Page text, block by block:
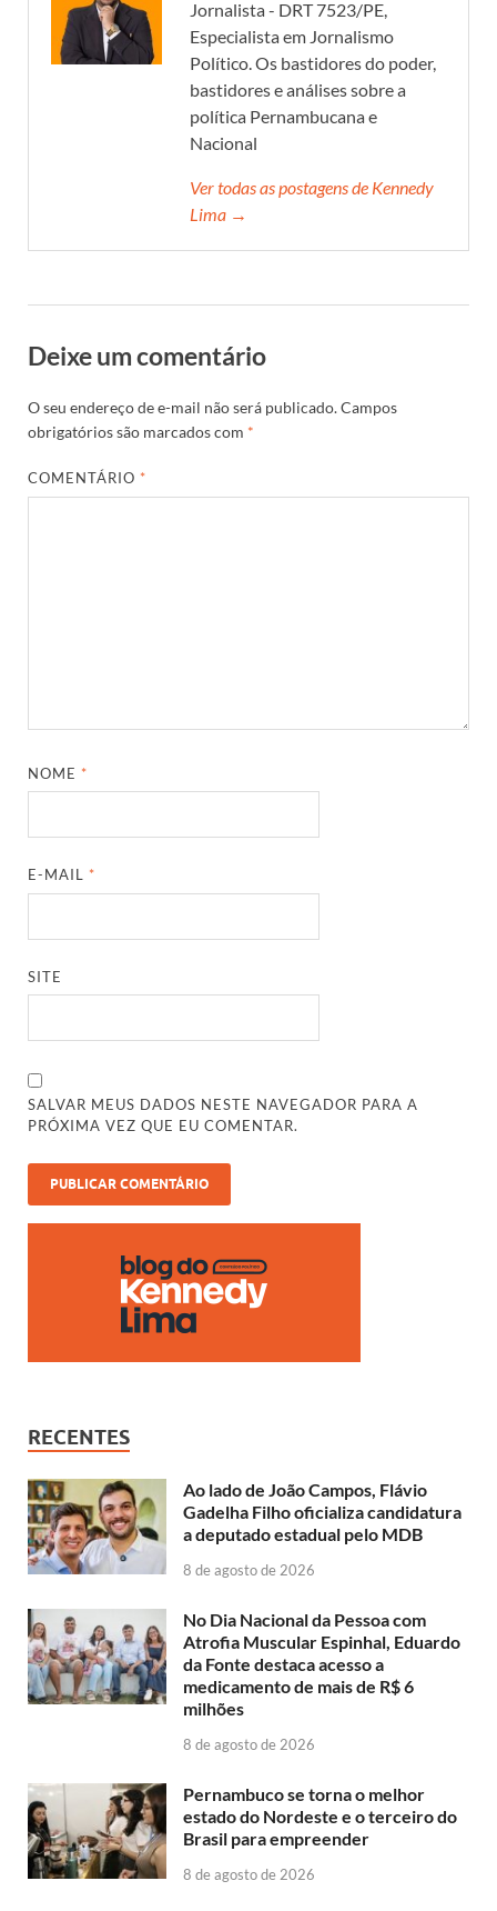
Jornalista - DRT 7523/PE,
Especialista em Jornalismo
Político. Os bastidores do poder,
bastidores e análises sobre a
política Pernambucana e
Nacional
Ver todas as postagens de Kennedy
Lima →
Deixe um comentário
O seu endereço de e-mail não será publicado.Campos
obrigatórios são marcados com *
COMENTÁRIO*
NOME*
E-MAIL*
SITE
SALVAR MEUS DADOS NESTE NAVEGADOR PARA A
PRÓXIMA VEZ QUE EU COMENTAR.
RECENTES
Ao lado de João Campos, Flávio
Gadelha Filho oficializa candidatura
a deputado estadual pelo MDB
8 de agosto de 2026
No Dia Nacional da Pessoa com
Atrofia Muscular Espinhal, Eduardo
da Fonte destaca acesso a
medicamento de mais de R$ 6
milhões
8 de agosto de 2026
Pernambuco se torna o melhor
estado do Nordeste e o terceiro do
Brasil para empreender
8 de agosto de 2026